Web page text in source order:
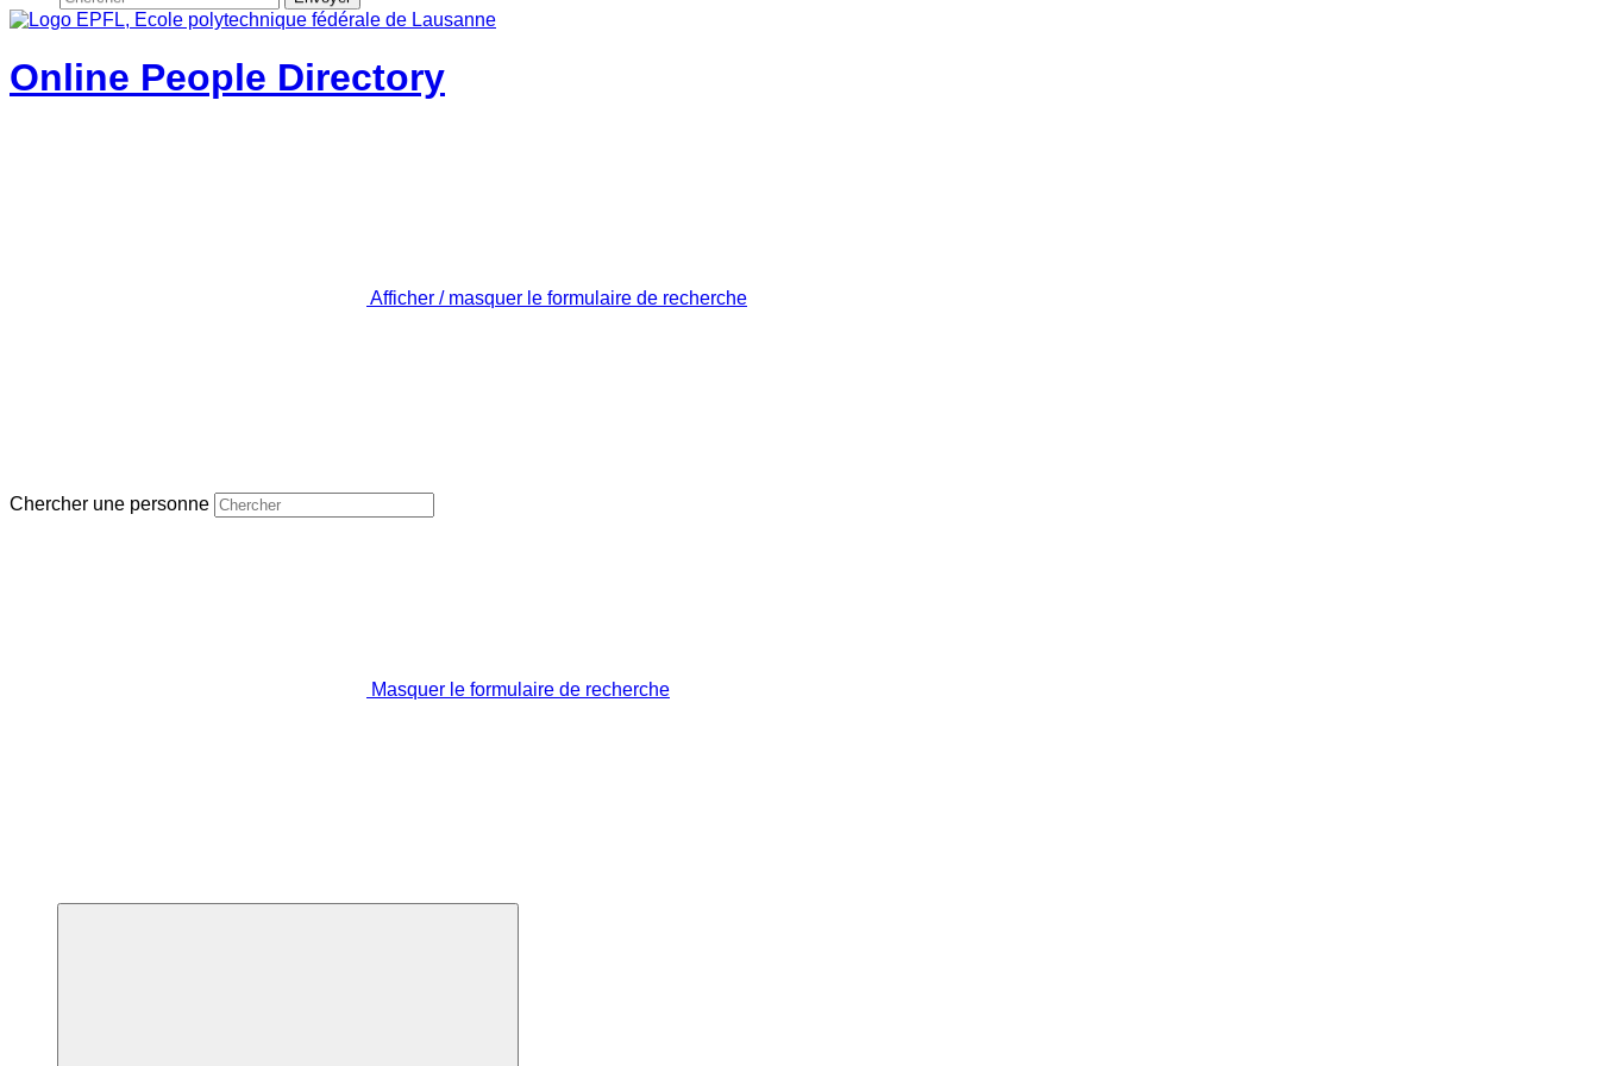
Online People Directory
Afficher / masquer le formulaire de recherche
Chercher une personne
Masquer le formulaire de recherche